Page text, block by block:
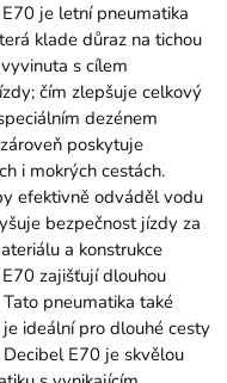
je letní pneumatika
klade důraz na tichou
s cílem
čím zlepšuje celkový
dezénem
poskytuje
i mokrých cestách.
efektivně odváděl vodu
bezpečnost jízdy za
a konstrukce
zajišťují dlouhou
pneumatika také
ideální pro dlouhé cesty
E70 je skvělou